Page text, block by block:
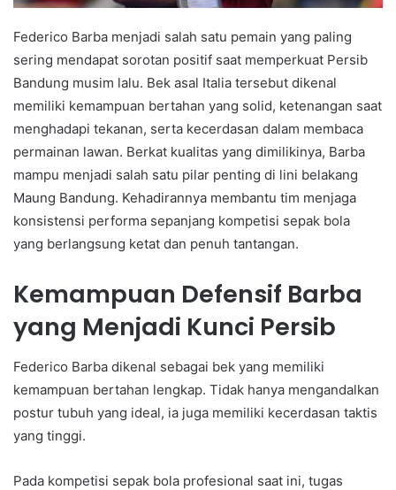
Federico Barba menjadi salah satu pemain yang paling
sering mendapat sorotan positif saat memperkuat Persib
Bandung musim lalu. Bek asal Italia tersebut dikenal
memiliki kemampuan bertahan yang solid, ketenangan saat
menghadapi tekanan, serta kecerdasan dalam membaca
permainan lawan. Berkat kualitas yang dimilikinya, Barba
mampu menjadi salah satu pilar penting di lini belakang
Maung Bandung. Kehadirannya membantu tim menjaga
konsistensi performa sepanjang kompetisi sepak bola
yang berlangsung ketat dan penuh tantangan.
Kemampuan Defensif Barba
yang Menjadi Kunci Persib
Federico Barba dikenal sebagai bek yang memiliki
kemampuan bertahan lengkap. Tidak hanya mengandalkan
postur tubuh yang ideal, ia juga memiliki kecerdasan taktis
yang tinggi.
Pada kompetisi sepak bola profesional saat ini, tugas